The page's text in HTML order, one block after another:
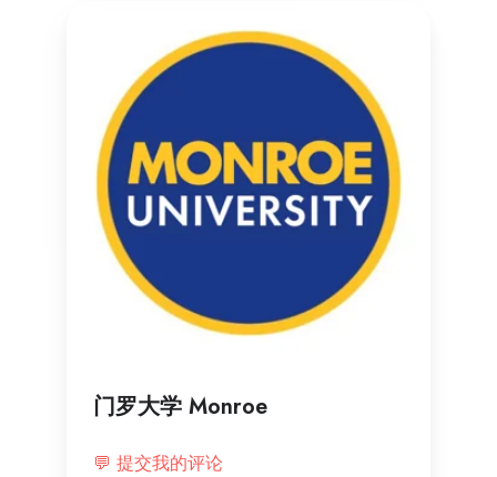
门罗大学 Monroe
💬 提交我的评论